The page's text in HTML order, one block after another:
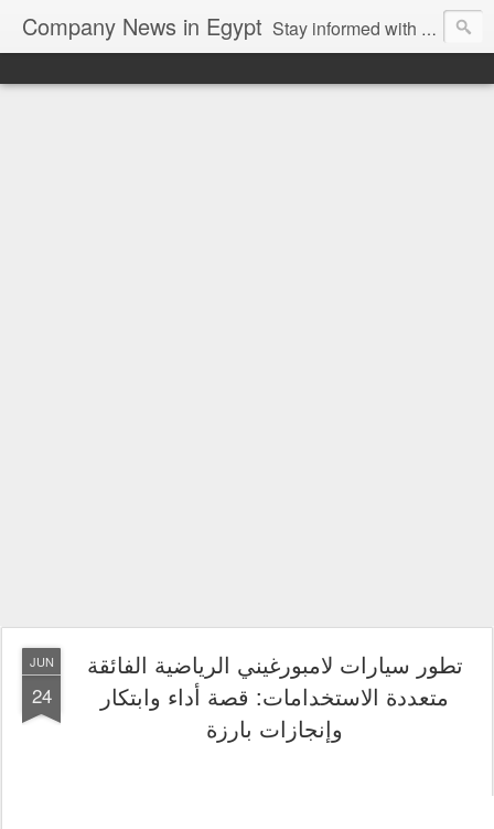
Company News in Egypt Stay informed with the latest company news and developments in Egypt and the region through our unbiased and direct news platform. Our blog publishes press releases and news directly from companies and their PR agencies, giving you a clear and unfiltered view of the industry. Make informed decisions with our easy to follow and clutter-free approach to company news.
JUN
24
تطور سيارات لامبورغيني الرياضية الفائقة
متعددة الاستخدامات: قصة أداء وابتكار
وإنجازات بارزة